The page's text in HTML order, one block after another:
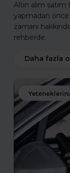
Altın alım satım
yapmadan önce
zamanı
rehberde.
Daha fazla